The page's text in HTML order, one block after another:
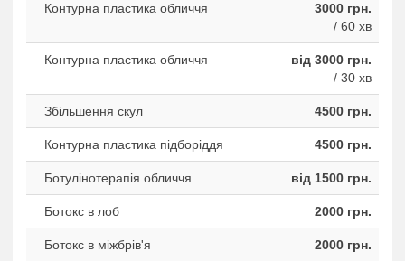
Контурна пластика обличчя
3000 грн.
/ 60 хв
Контурна пластика обличчя
від 3000 грн.
/ 30 хв
Збільшення скул 4500 грн.
Контурна пластика підборіддя 4500 грн.
Ботулінотерапія обличчя від 1500 грн.
Ботокс в лоб 2000 грн.
Ботокс в міжбрів'я 2000 грн.